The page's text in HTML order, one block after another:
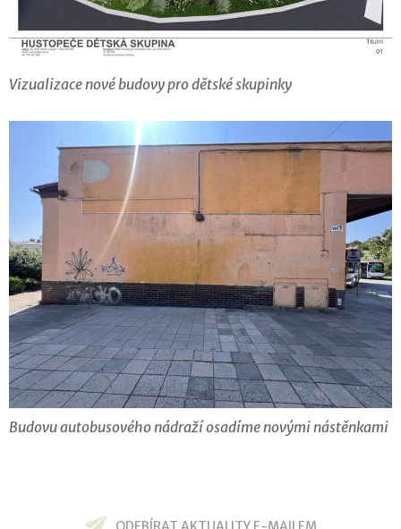
Vizualizace nové budovy pro dětské skupinky
Budovu autobusového nádraží osadíme novými nástěnkami